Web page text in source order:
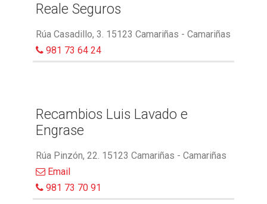
Reale Seguros
Rúa Casadillo, 3. 15123 Camariñas - Camariñas
981 73 64 24
Recambios Luis Lavado e
Engrase
Rúa Pinzón, 22. 15123 Camariñas - Camariñas
Email
981 73 70 91